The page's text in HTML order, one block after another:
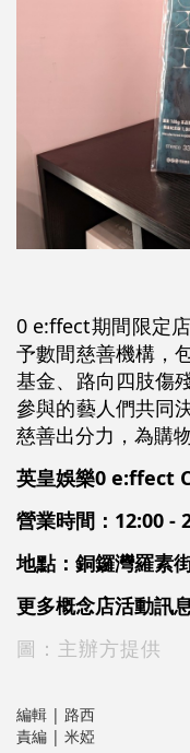
0 e:ffect期間限定
予數間慈善機構，
基金、路向四肢傷
參與的藝人們共同
慈善出分力，為購
英皇娛樂0 e:ffect
營業時間：12:00 -
地點：銅鑼灣羅素
更多概念店活動訊
圖：主辦方提供
編輯 | 路西
責編 | 米婭